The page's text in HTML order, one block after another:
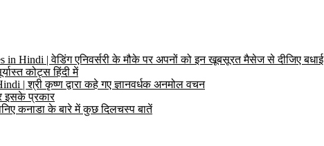
in Hindi | वेडिंग एनिवर्सरी के मौके पर अपनों को इन खूबसूरत मैसेज से दीजिए बधाई
कोट्स हिंदी में
| श्री कृष्ण द्वारा कहे गए ज्ञानवर्धक अनमोल वचन
इसके प्रकार
कनाडा के बारे में कुछ दिलचस्प बातें